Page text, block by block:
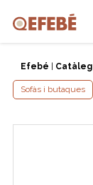
Efebé Catàleg
Sofàs i butaques